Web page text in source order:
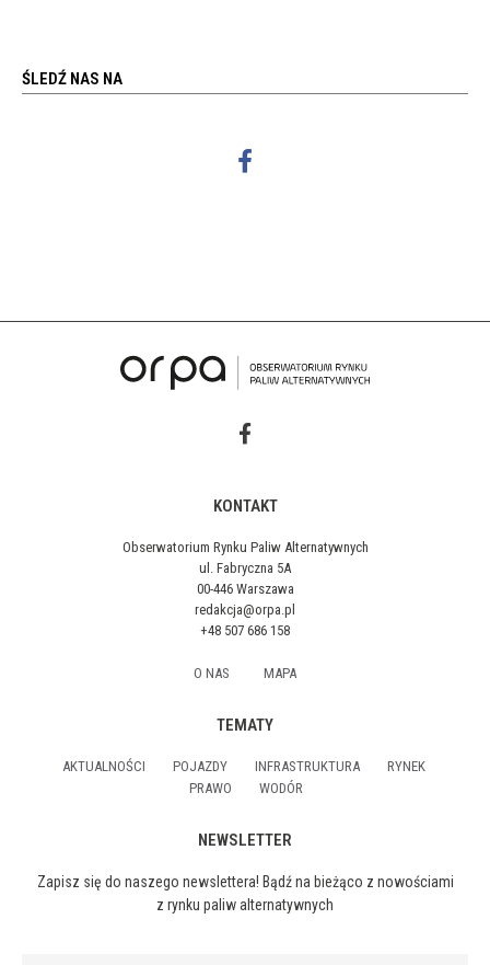
ŚLEDŹ NAS NA
KONTAKT
Obserwatorium Rynku Paliw Alternatywnych
ul. Fabryczna 5A
00-446 Warszawa
redakcja@orpa.pl
+48 507 686 158
O NAS MAPA
TEMATY
AKTUALNOŚCI POJAZDY INFRASTRUKTURA
RYNEK
PRAWO
WODÓR
NEWSLETTER
Zapisz się do naszego newslettera! Bądź na bieżąco z nowościami
z rynku paliw alternatywnych